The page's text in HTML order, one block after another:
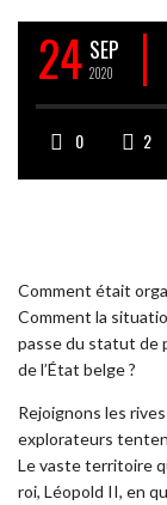
24 SEP
2020
0 2
Comment était
Comment la
passe du statut de
de l’État belge ?
Rejoignons les
explorateurs
Le vaste territoire
roi, Léopold II, en